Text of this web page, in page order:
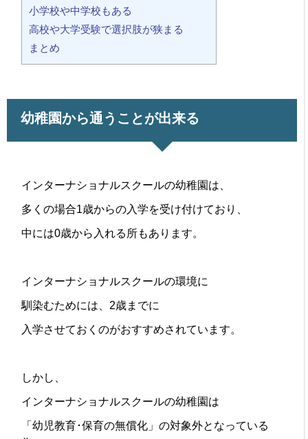
小学校や中学校もある
高校や大学受験で選択肢が狭まる
まとめ
幼稚園から通うことが出来る
インターナショナルスクールの幼稚園は、
多くの場合1歳からの入学を受け付けており、
中には0歳から入れる所もあります。
インターナショナルスクールの環境に
馴染むためには、2歳までに
入学させておくのがおすすめされています。
しかし、
インターナショナルスクールの幼稚園は
「幼児教育･保育の無償化」の対象外となっている